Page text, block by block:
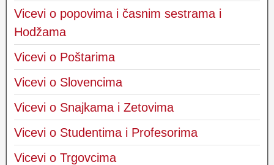
Vicevi o popovima i časnim sestrama i
Hodžama
Vicevi o Poštarima
Vicevi o Slovencima
Vicevi o Snajkama i Zetovima
Vicevi o Studentima i Profesorima
Vicevi o Trgovcima